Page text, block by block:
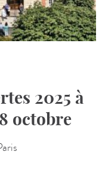
2025 à
octobre